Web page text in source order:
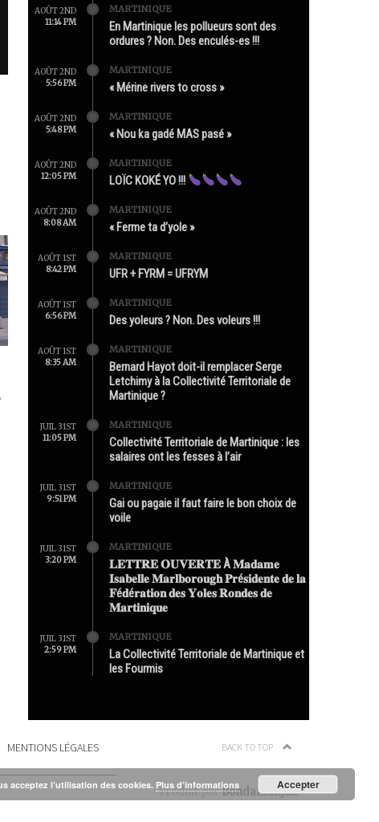
AOÛT 2ND
11:14 PM
MARTINIQUE
En Martinique les pollueurs sont des
ordures ? Non. Des enculés-es !!!
AOÛT 2ND
5:56 PM
MARTINIQUE
« Mérine rivers to cross »
AOÛT 2ND
5:48 PM
MARTINIQUE
« Nou ka gadé MAS pasé »
AOÛT 2ND
12:05 PM
MARTINIQUE
LOÏC KOKÉ YO !!!
AOÛT 2ND
8:08 AM
MARTINIQUE
« Ferme ta d’yole »
AOÛT 1ST
8:42 PM
MARTINIQUE
UFR + FYRM = UFRYM
AOÛT 1ST
6:56 PM
MARTINIQUE
Des yoleurs ? Non. Des voleurs !!!
AOÛT 1ST
8:35 AM
MARTINIQUE
Bernard Hayot doit-il remplacer Serge
Letchimy à la Collectivité Territoriale de
Martinique ?
JUIL 31ST
11:05 PM
MARTINIQUE
Collectivité Territoriale de Martinique : les
salaires ont les fesses à l’air
JUIL 31ST
9:51 PM
MARTINIQUE
Gai ou pagaie il faut faire le bon choix de
voile
JUIL 31ST
3:20 PM
MARTINIQUE
𝐋𝐄𝐓𝐓𝐑𝐄 𝐎𝐔𝐕𝐄𝐑𝐓𝐄 À 𝐌𝐚𝐝𝐚𝐦𝐞
𝐈𝐬𝐚𝐛𝐞𝐥𝐥𝐞 𝐌𝐚𝐫𝐥𝐛𝐨𝐫𝐨𝐮𝐠𝐡 𝐏𝐫é𝐬𝐢𝐝𝐞𝐧𝐭𝐞 𝐝𝐞 𝐥𝐚
𝐅é𝐝é𝐫𝐚𝐭𝐢𝐨𝐧 𝐝𝐞𝐬 𝐘𝐨𝐥𝐞𝐬 𝐑𝐨𝐧𝐝𝐞𝐬 𝐝𝐞
𝐌𝐚𝐫𝐭𝐢𝐧𝐢𝐪𝐮𝐞
JUIL 31ST
2:59 PM
MARTINIQUE
La Collectivité Territoriale de Martinique et
les Fourmis
MENTIONS LÉGALES BACK TO TOP
Produit parBondamanjak
acceptez l’utilisation des cookies. Plus d’informations Accepter